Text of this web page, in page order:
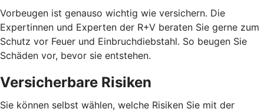
Vorbeugen ist genauso wichtig wie versichern. Die
Expertinnen und Experten der R+V beraten Sie gerne zum
Schutz vor Feuer und Einbruchdiebstahl. So beugen Sie
Schäden vor, bevor sie entstehen.
Versicherbare Risiken
Sie können selbst wählen, welche Risiken Sie mit der